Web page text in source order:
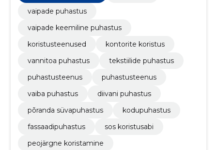
vaipade puhastus
vaipade keemiline puhastus
koristusteenused
kontorite koristus
vannitoa puhastus
tekstiilide puhastus
puhastusteenus
puhastusteenus
vaiba puhastus
diivani puhastus
põranda süvapuhastus
kodupuhastus
fassaadipuhastus
sos koristusabi
peojärgne koristamine